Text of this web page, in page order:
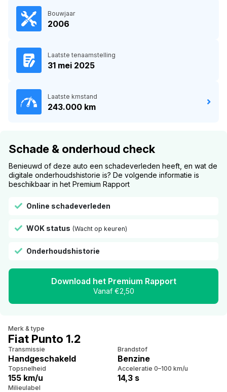
Bouwjaar
2006
Laatste tenaamstelling
31 mei 2025
Laatste kmstand
243.000 km
Schade & onderhoud check
Benieuwd of deze auto een schadeverleden heeft, en wat de
digitale onderhoudshistorie is? De volgende informatie is
beschikbaar in het Premium Rapport
Online schadeverleden
WOK status (Wacht op keuren)
Onderhoudshistorie
Download het Premium Rapport
Vanaf €2,50
Merk & type
Fiat Punto 1.2
Transmissie
Handgeschakeld
Brandstof
Benzine
Topsnelheid
155 km/u
Acceleratie 0–100 km/u
14,3 s
Milieulabel